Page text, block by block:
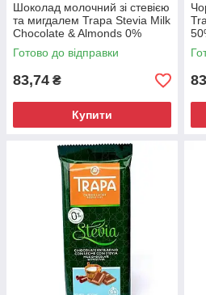
Шоколад молочний зі стевією
та мигдалем Trapa Stevia Milk
Chocolate & Almonds 0%
Added Sugar, 75 г Іспанія
Готово до відправки
83,74 ₴
Купити